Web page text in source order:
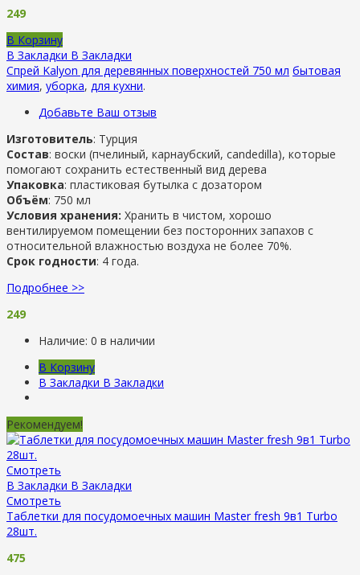
249
В Корзину
В Закладки В Закладки
Спрей Kalyon для деревянных поверхностей 750 мл бытовая
химия, уборка, для кухни.
Добавьте Ваш отзыв
Изготовитель: Турция
Состав: воски (пчелиный, карнаубский, candedilla), которые
помогают сохранить естественный вид дерева
Упаковка: пластиковая бутылка с дозатором
Объём: 750 мл
Условия хранения: Хранить в чистом, хорошо
вентилируемом помещении без посторонних запахов с
относительной влажностью воздуха не более 70%.
Срок годности: 4 года.
Подробнее >>
249
Наличие: 0 в наличии
В Корзину
В Закладки В Закладки
Рекомендуем!
Смотреть
В Закладки В Закладки
Смотреть
Таблетки для посудомоечных машин Master fresh 9в1 Turbo
28шт.
475